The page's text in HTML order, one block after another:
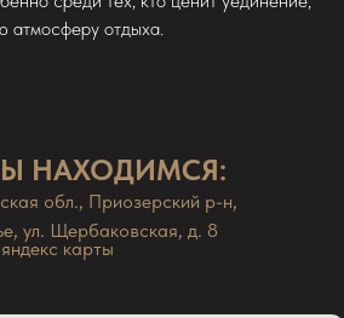
атмосферу отдыха.
НАХОДИМСЯ:
карты
обл., Приозерский р-н,
ул. Щербаковская, д. 8